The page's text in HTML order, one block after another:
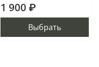
1 900 ₽
Выбрать